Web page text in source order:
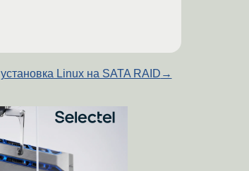
установка Linux на SATA RAID →